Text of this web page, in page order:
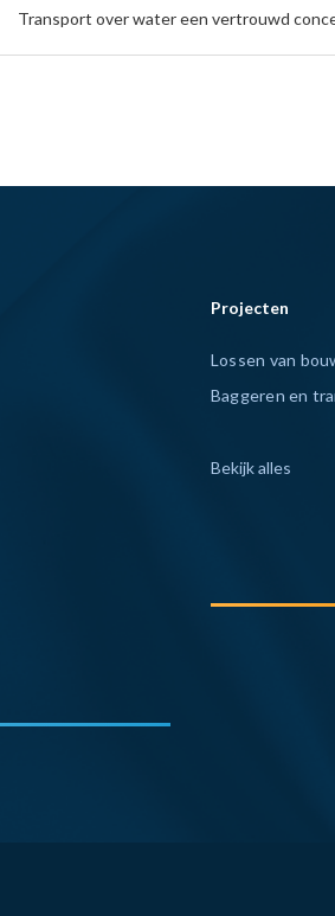
Transport over water een vertrouwd
Projecten
Lossen van
Baggeren en
Bekijk alles